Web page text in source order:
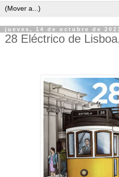
jueves, 14 de octubre de 2021
28 Eléctrico de